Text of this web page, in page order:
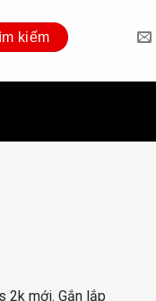
2k mới. Gắn lắp